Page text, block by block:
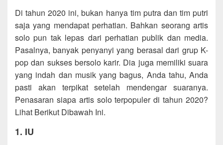
Di tahun 2020 ini, bukan hanya tim putra dan tim putri
saja yang mendapat perhatian. Bahkan seorang artis
solo pun tak lepas dari perhatian publik dan media.
Pasalnya, banyak penyanyi yang berasal dari grup K-
pop dan sukses bersolo karir. Dia juga memiliki suara
yang indah dan musik yang bagus, Anda tahu, Anda
pasti akan terpikat setelah mendengar suaranya.
Penasaran siapa artis solo terpopuler di tahun 2020?
Lihat Berikut Dibawah Ini.
1. IU